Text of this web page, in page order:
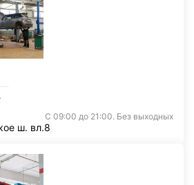
С 09:00 до 21:00. Без выходных
ш. вл.8